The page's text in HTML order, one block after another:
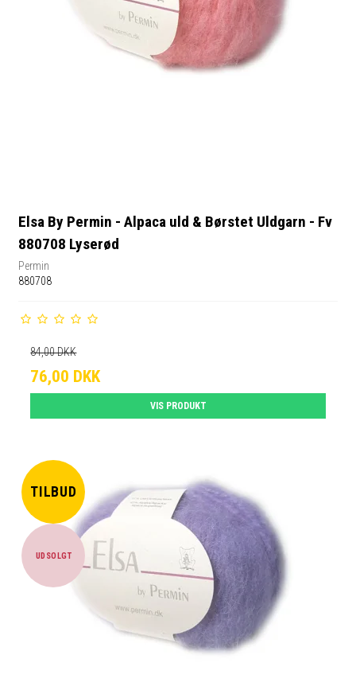
Elsa By Permin - Alpaca uld & Børstet Uldgarn - Fv
880708 Lyserød
Permin
880708
84,00 DKK
76,00 DKK
VIS PRODUKT
TILBUD
UDSOLGT